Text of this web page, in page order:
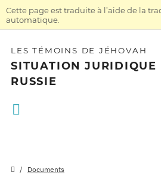
Cette page est traduite à l’aide de la
automatique.
LES TÉMOINS DE JÉHOVAH
SITUATION JURIDIQUE
RUSSIE
Documents